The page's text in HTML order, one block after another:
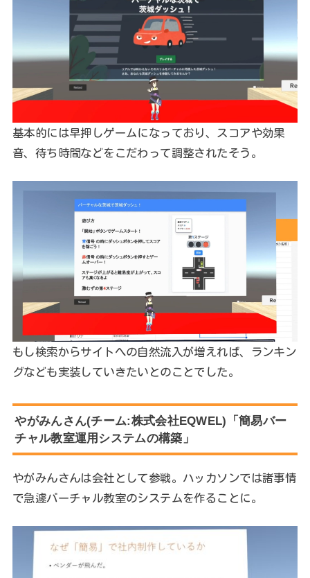
基本的には早押しゲームになっており、スコアや効果
音、待ち時間などをこだわって調整されたそう。
もし検索からサイトへの自然流入が増えれば、ランキン
グなども実装していきたいとのことでした。
やがみんさん(チーム:株式会社EQWEL)「簡易バー
チャル教室運用システムの構築」
やがみんさんは会社として参戦。ハッカソンでは諸事情
で急遽バーチャル教室のシステムを作ることに。